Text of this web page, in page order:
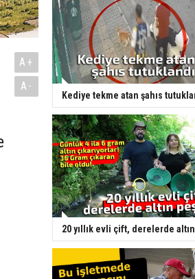
A+
A-
Kediye tekme atan şahıs
20 yıllık evli çift, derelerde